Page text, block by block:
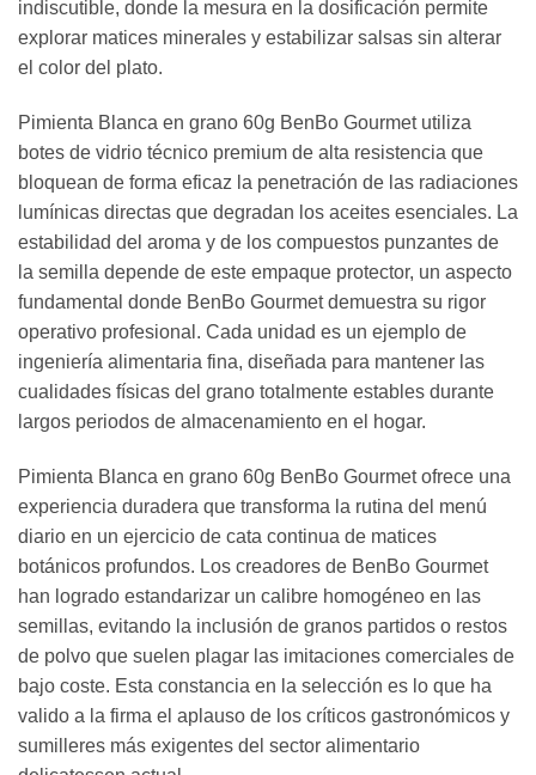
indiscutible, donde la mesura en la dosificación permite
explorar matices minerales y estabilizar salsas sin alterar
el color del plato.
Pimienta Blanca en grano 60g BenBo Gourmet utiliza
botes de vidrio técnico premium de alta resistencia que
bloquean de forma eficaz la penetración de las radiaciones
lumínicas directas que degradan los aceites esenciales. La
estabilidad del aroma y de los compuestos punzantes de
la semilla depende de este empaque protector, un aspecto
fundamental donde BenBo Gourmet demuestra su rigor
operativo profesional. Cada unidad es un ejemplo de
ingeniería alimentaria fina, diseñada para mantener las
cualidades físicas del grano totalmente estables durante
largos periodos de almacenamiento en el hogar.
Pimienta Blanca en grano 60g BenBo Gourmet ofrece una
experiencia duradera que transforma la rutina del menú
diario en un ejercicio de cata continua de matices
botánicos profundos. Los creadores de BenBo Gourmet
han logrado estandarizar un calibre homogéneo en las
semillas, evitando la inclusión de granos partidos o restos
de polvo que suelen plagar las imitaciones comerciales de
bajo coste. Esta constancia en la selección es lo que ha
valido a la firma el aplauso de los críticos gastronómicos y
sumilleres más exigentes del sector alimentario